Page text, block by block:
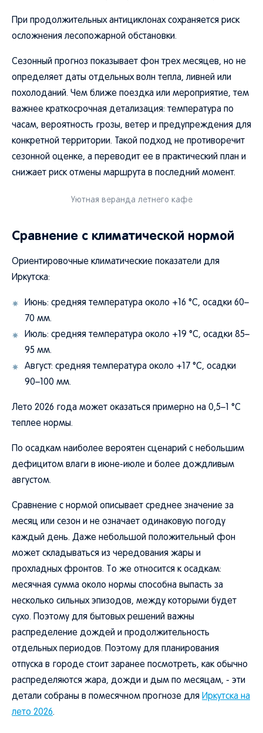
При продолжительных антициклонах сохраняется риск
осложнения лесопожарной обстановки.
Сезонный прогноз показывает фон трех месяцев, но не
определяет даты отдельных волн тепла, ливней или
похолоданий. Чем ближе поездка или мероприятие, тем
важнее краткосрочная детализация: температура по
часам, вероятность грозы, ветер и предупреждения для
конкретной территории. Такой подход не противоречит
сезонной оценке, а переводит ее в практический план и
снижает риск отмены маршрута в последний момент.
Уютная веранда летнего кафе
Сравнение с климатической нормой
Ориентировочные климатические показатели для
Иркутска:
Июнь: средняя температура около +16 °C, осадки 60–
70 мм.
Июль: средняя температура около +19 °C, осадки 85–
95 мм.
Август: средняя температура около +17 °C, осадки
90–100 мм.
Лето 2026 года может оказаться примерно на 0,5–1 °C
теплее нормы.
По осадкам наиболее вероятен сценарий с небольшим
дефицитом влаги в июне-июле и более дождливым
августом.
Сравнение с нормой описывает среднее значение за
месяц или сезон и не означает одинаковую погоду
каждый день. Даже небольшой положительный фон
может складываться из чередования жары и
прохладных фронтов. То же относится к осадкам:
месячная сумма около нормы способна выпасть за
несколько сильных эпизодов, между которыми будет
сухо. Поэтому для бытовых решений важны
распределение дождей и продолжительность
отдельных периодов. Поэтому для планирования
отпуска в городе стоит заранее посмотреть, как обычно
распределяются жара, дожди и дым по месяцам, - эти
детали собраны в помесячном прогнозе для Иркутска на
лето 2026.